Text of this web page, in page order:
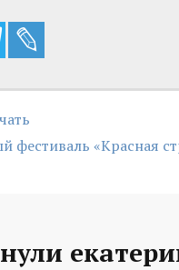
«Красная